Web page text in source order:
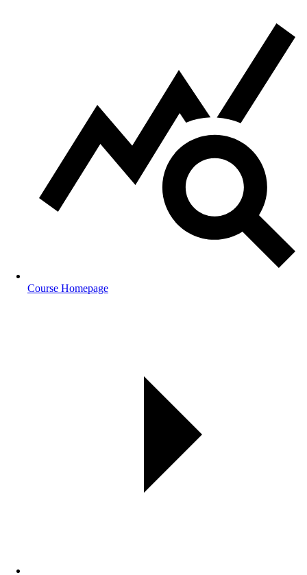
Course Homepage